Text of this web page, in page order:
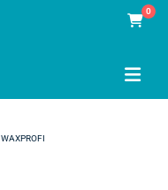
0
WAXPROFI